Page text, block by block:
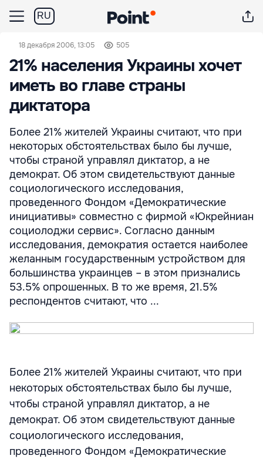
RU
18 декабря 2006, 13:05 505
21% населения Украины хочет
иметь во главе страны
диктатора
Более 21% жителей Украины считают, что при
некоторых обстоятельствах было бы лучше,
чтобы страной управлял диктатор, а не
демократ. Об этом свидетельствуют данные
социологического исследования,
проведенного Фондом «Демократические
инициативы» совместно с фирмой «Юкрейниан
социолоджи сервис». Согласно данным
исследования, демократия остается наиболее
желанным государственным устройством для
большинства украинцев – в этом признались
53.5% опрошенных. В то же время, 21.5%
респондентов считают, что ...
Более 21% жителей Украины считают, что при
некоторых обстоятельствах было бы лучше,
чтобы страной управлял диктатор, а не
демократ. Об этом свидетельствуют данные
социологического исследования,
проведенного Фондом «Демократические